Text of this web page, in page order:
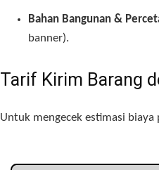
Bahan Bangunan &
banner).
Tarif Kirim Barang
Untuk mengecek estimasi